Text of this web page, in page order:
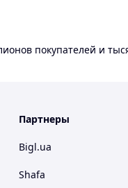
покупателей и
Партнеры
Bigl.ua
Shafa